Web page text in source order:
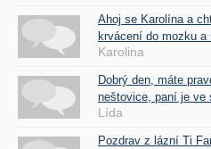
Ahoj se Karolína a
krvácení do mozku a
Karolina
Dobrý den, máte
neštovice, paní je ve
Lída
Pozdrav z lázní Ti